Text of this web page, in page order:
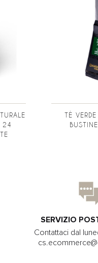
24
TÈ
SERVIZIO
Contattaci dal